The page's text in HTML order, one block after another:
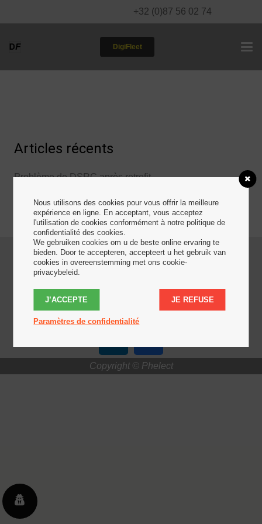
+32 (0)87 56 02 74
DigiFleet
Articles récents
Problème de DSRC après retrofit
Problème de DSRC après retrofit
Copyright © Phelect
Nous utilisons des cookies pour vous offrir la meilleure
expérience en ligne. En acceptant, vous acceptez
l'utilisation de cookies conformément à notre politique de
confidentialité des cookies.
We gebruiken cookies om u de beste online ervaring te
bieden. Door te accepteren, accepteert u het gebruik van
cookies in overeenstemming met ons cookie-
privacybeleid.
J’ACCEPTE JE REFUSE
Paramètres de confidentialité